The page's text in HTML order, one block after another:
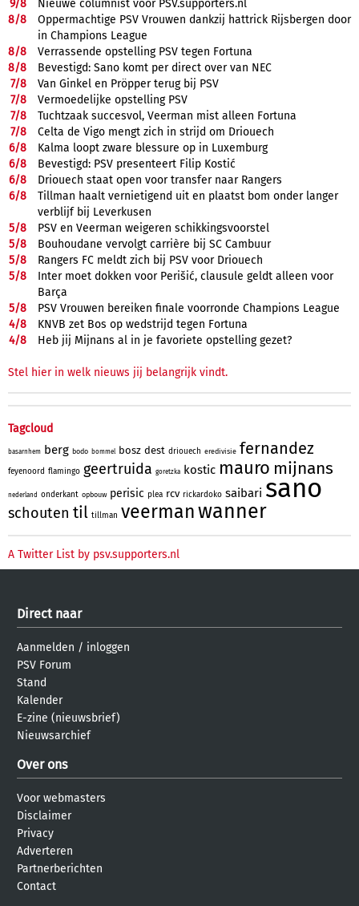
9/8
Nieuwe columnist voor PSV.supporters.nl
8/8
Oppermachtige PSV Vrouwen dankzij hattrick Rijsbergen door
in Champions League
8/8
Verrassende opstelling PSV tegen Fortuna
8/8
Bevestigd: Sano komt per direct over van NEC
7/8
Van Ginkel en Pröpper terug bij PSV
7/8
Vermoedelijke opstelling PSV
7/8
Tuchtzaak succesvol, Veerman mist alleen Fortuna
7/8
Celta de Vigo mengt zich in strijd om Driouech
6/8
Kalma loopt zware blessure op in Luxemburg
6/8
Bevestigd: PSV presenteert Filip Kostić
6/8
Driouech staat open voor transfer naar Rangers
6/8
Tillman haalt vernietigend uit en plaatst bom onder langer
verblijf bij Leverkusen
5/8
PSV en Veerman weigeren schikkingsvoorstel
5/8
Bouhoudane vervolgt carrière bij SC Cambuur
5/8
Rangers FC meldt zich bij PSV voor Driouech
5/8
Inter moet dokken voor Perišić, clausule geldt alleen voor
Barça
5/8
PSV Vrouwen bereiken finale voorronde Champions League
4/8
KNVB zet Bos op wedstrijd tegen Fortuna
4/8 Heb jij Mijnans al in je favoriete opstelling gezet?
Stel hier in welk nieuws jij belangrijk vindt.
Tagcloud
basarnhem berg bodo bommel bosz dest driouech eredivisie fernandez
feyenoord flamingo geertruida goretzka kostic mauro mijnans
nederland onderkant opbouw perisic plea rcv rickardoko saibari sano
schouten til tillman veermanwanner
A Twitter List by psv.supporters.nl
Direct naar
Aanmelden / inloggen
PSV Forum
Stand
Kalender
E-zine (nieuwsbrief)
Nieuwsarchief
Over ons
Voor webmasters
Disclaimer
Privacy
Adverteren
Partnerberichten
Contact